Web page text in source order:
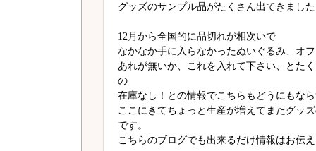
グッズのサンプル品がたくさん出てきまし
12月から全国的に品切れが相次いで
なかなか手に入らなかったぬいぐるみ、オ
あれが無いか、これを入れて下さい、とた
の
在庫なし！との情報でこちらもどうにもな
ここにきてちょっと生産が増えてまたグッ
です。
こちらのブログでも出来るだけ情報はお伝